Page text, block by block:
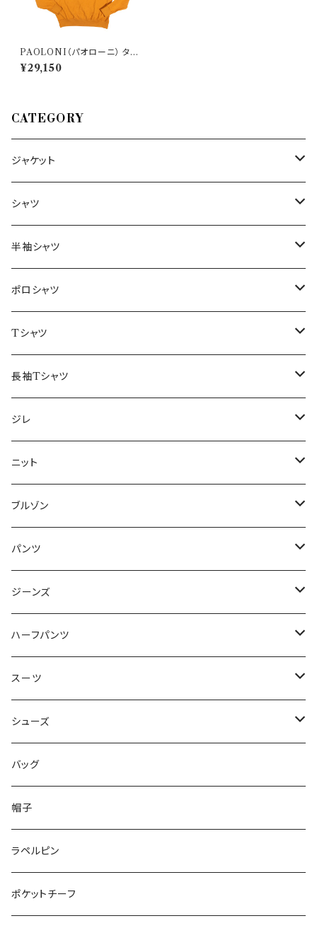
PAOLONI（パオローニ） ター
トルネックセーター 3311M300
31484
¥29,150
CATEGORY
ジャケット
～44/S
46/M
48/L
50/XL～
シャツ
～44/S
46/M
48/L
50/XL～
半袖シャツ
～44/S
46/M
48/L
50/XL～
ポロシャツ
～44/S
46/M
48/L
50/XL～
Tシャツ
～44/S
46/M
48/L
50/XL～
長袖Tシャツ
～44/S
46/M
48/L
50/XL～
ジレ
～44/S
46/M
48/L
50/XL～
ニット
～44/S
46/M
48/L
50/XL～
ブルゾン
～44/S
46/M
48/L
50/XL～
パンツ
～44/S
46/M
48/L
50/XL～
ジーンズ
～44/S
46/M
48/L
50/XL～
ハーフパンツ
～44/S
46/M
48/L
50/XL～
スーツ
～44/S
46/M
48/L
50/XL～
シューズ
～25.5cm
26cm～
27cm～
28cm～
バッグ
帽子
ラペルピン
ポケットチーフ